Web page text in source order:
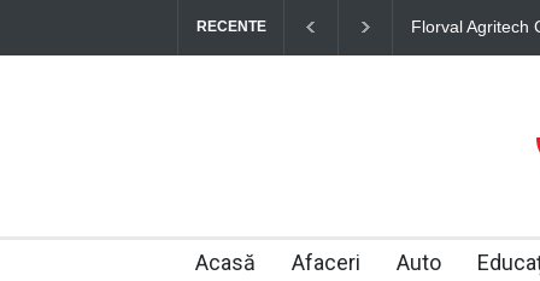
RECENTE
Ce domenii
Acasă Afaceri Auto